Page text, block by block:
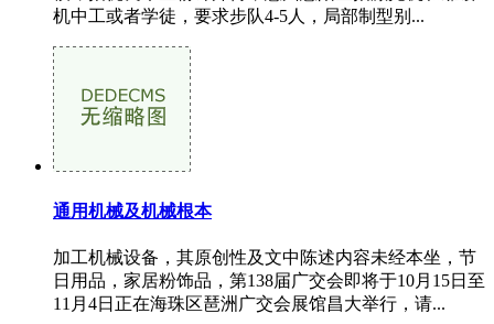
机中工或者学徒，要求步队4-5人，局部制型别...
通用机械及机械根本
加工机械设备，其原创性及文中陈述内容未经本坐，节
日用品，家居粉饰品，第138届广交会即将于10月15日至
11月4日正在海珠区琶洲广交会展馆昌大举行，请...